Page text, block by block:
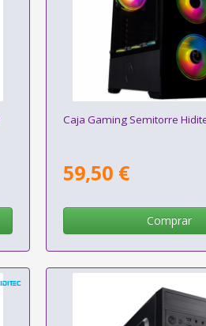
Caja Gaming Semitorre
59,50 €
Comprar